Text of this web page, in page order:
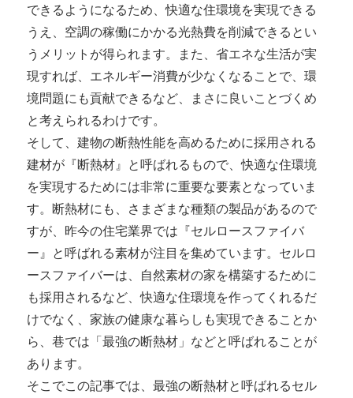
できるようになるため、快適な住環境を実現できる
うえ、空調の稼働にかかる光熱費を削減できるとい
うメリットが得られます。また、省エネな生活が実
現すれば、エネルギー消費が少なくなることで、環
境問題にも貢献できるなど、まさに良いことづくめ
と考えられるわけです。
そして、建物の断熱性能を高めるために採用される
建材が『断熱材』と呼ばれるもので、快適な住環境
を実現するためには非常に重要な要素となっていま
す。断熱材にも、さまざまな種類の製品があるので
すが、昨今の住宅業界では『セルロースファイバ
ー』と呼ばれる素材が注目を集めています。セルロ
ースファイバーは、自然素材の家を構築するために
も採用されるなど、快適な住環境を作ってくれるだ
けでなく、家族の健康な暮らしも実現できることか
ら、巷では「最強の断熱材」などと呼ばれることが
あります。
そこでこの記事では、最強の断熱材と呼ばれるセル